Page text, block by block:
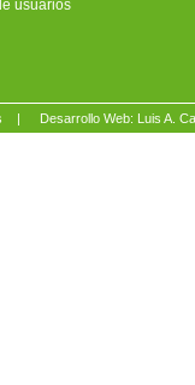
usuarios
| Desarrollo Web: Luis